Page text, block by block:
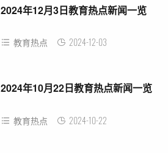
2024年12月3日教育热点新闻一览
教育热点 2024-12-03
2024年10月22日教育热点新闻一览
教育热点 2024-10-22